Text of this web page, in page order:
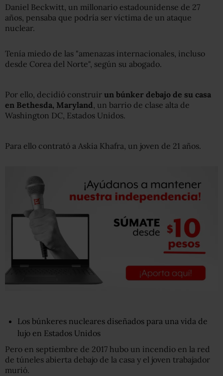
Daniel Beckwitt, un millonario estadounidense de 27
años, pensaba que podría ser víctima de un ataque
nuclear.
Tenía miedo de las "amenazas internacionales, incluso
desde Corea del Norte", según su abogado.
Por ello, decidió construir un búnker debajo de su casa
en Bethesda, Maryland , un barrio de clase alta de
Washington DC, Estados Unidos.
Para ello contrató a Askia Khafra, un joven de 21 años.
Los búnkeres nucleares diseñados para una vida de
lujo en Estados Unidos
Pero en septiembre de 2017 hubo un incendio en la red
de túneles abierta debajo de la casa y el joven trabajador
murió.